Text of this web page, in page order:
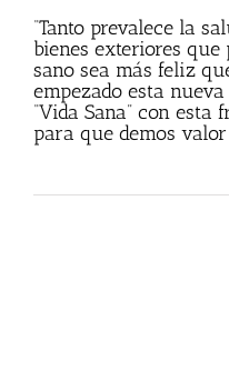
“Tanto prevalece la
bienes exteriores
sano sea más feliz
empezado esta
“Vida Sana” con esta
para que demos